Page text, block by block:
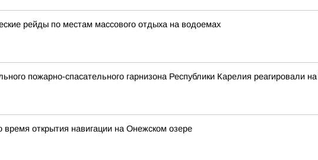
рейды по местам массового отдыха на водоемах
пожарно-спасательного гарнизона Республики Карелия реагировали
открытия навигации на Онежском озере